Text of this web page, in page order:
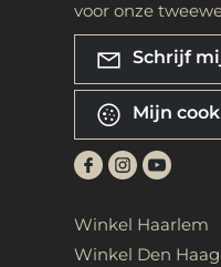
voor onze
Schrijf
Mijn
Winkel Haarlem
Winkel Den Haag